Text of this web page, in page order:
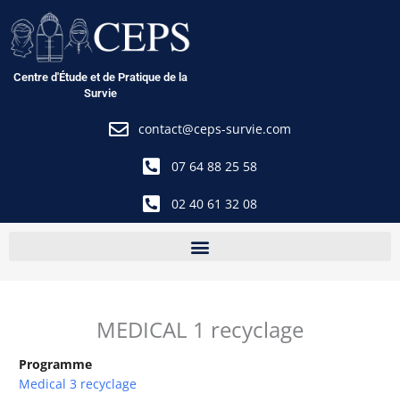
au
contenu
Centre d'Étude et de Pratique de la
Survie
contact@ceps-survie.com
07 64 88 25 58
02 40 61 32 08
MEDICAL 1 recyclage
Programme
Medical 3 recyclage